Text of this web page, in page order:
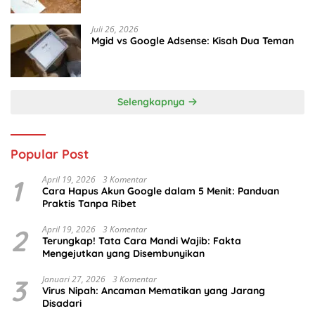
Juli 26, 2026
Mgid vs Google Adsense: Kisah Dua Teman
Selengkapnya
Popular Post
1 April 19, 2026 3 Komentar
Cara Hapus Akun Google dalam 5 Menit: Panduan
Praktis Tanpa Ribet
2 April 19, 2026 3 Komentar
Terungkap! Tata Cara Mandi Wajib: Fakta
Mengejutkan yang Disembunyikan
3 Januari 27, 2026 3 Komentar
Virus Nipah: Ancaman Mematikan yang Jarang
Disadari